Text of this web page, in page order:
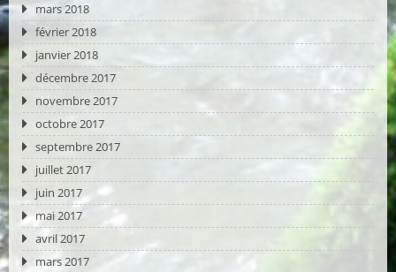
mars 2018
février 2018
janvier 2018
décembre 2017
novembre 2017
octobre 2017
septembre 2017
juillet 2017
juin 2017
mai 2017
avril 2017
mars 2017